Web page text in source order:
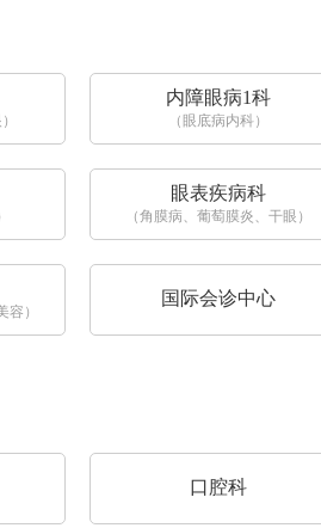
内障眼病1科
（眼底病内科）
眼表疾病科
（角膜病、葡萄膜炎、干眼）
容）
国际会诊中心
口腔科